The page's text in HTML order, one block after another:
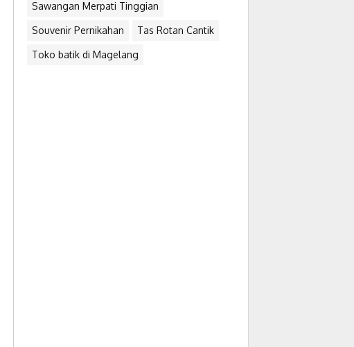
Sawangan Merpati Tinggian
Souvenir Pernikahan Tas Rotan Cantik
Toko batik di Magelang